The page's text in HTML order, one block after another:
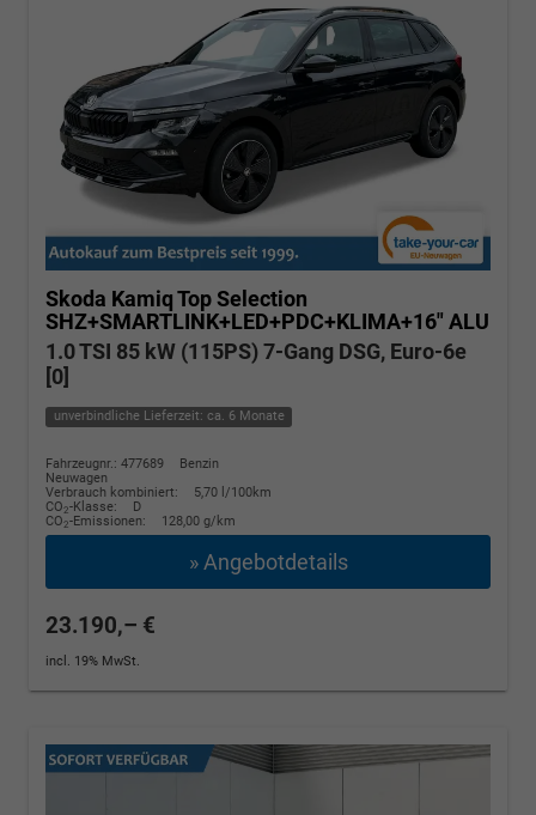
Skoda KamiqTop Selection
SHZ+SMARTLINK+LED+PDC+KLIMA+16" ALU
1.0 TSI 85 kW (115PS) 7-Gang DSG, Euro-6e
[0]
unverbindliche Lieferzeit: ca. 6 Monate
Fahrzeugnr.: 477689
Benzin
Neuwagen
Verbrauch kombiniert:
5,70 l/100km
CO2-Klasse:
D
CO2-Emissionen: 128,00 g/km
» Angebotdetails
23.190,– €
incl. 19% MwSt.